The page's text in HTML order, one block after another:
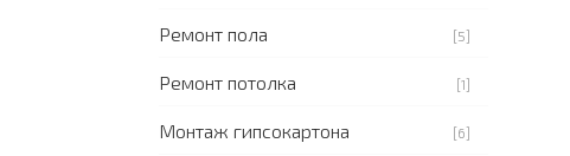
Ремонт пола [5]
Ремонт потолка [1]
Монтаж гипсокартона [6]